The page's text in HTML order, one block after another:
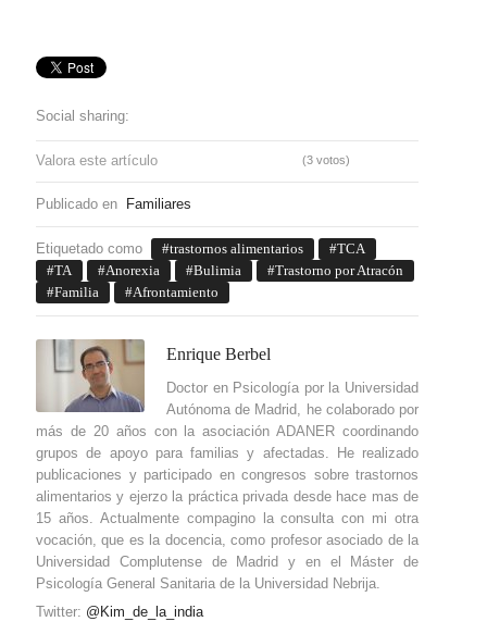
Social sharing:
Valora este artículo (3 votos)
Publicado en Familiares
Etiquetado como trastornos alimentarios
TCA
TA
Anorexia Bulimia
Trastorno por Atracón
Familia
Afrontamiento
Enrique Berbel
Doctor en Psicología por la Universidad
Autónoma de Madrid, he colaborado por
más de 20 años con la asociación ADANER coordinando
grupos de apoyo para familias y afectadas. He realizado
publicaciones y participado en congresos sobre trastornos
alimentarios y ejerzo la práctica privada desde hace mas de
15 años. Actualmente compagino la consulta con mi otra
vocación, que es la docencia, como profesor asociado de la
Universidad Complutense de Madrid y en el Máster de
Psicología General Sanitaria de la Universidad Nebrija.
Twitter: @Kim_de_la_india